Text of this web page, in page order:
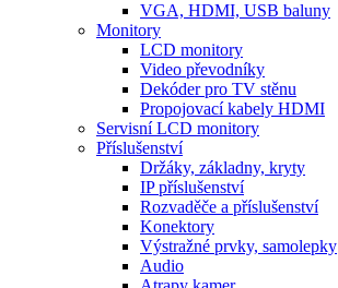
VGA, HDMI, USB baluny
Monitory
LCD monitory
Video převodníky
Dekóder pro TV stěnu
Propojovací kabely HDMI
Servisní LCD monitory
Příslušenství
Držáky, základny, kryty
IP příslušenství
Rozvaděče a příslušenství
Konektory
Výstražné prvky, samolepky
Audio